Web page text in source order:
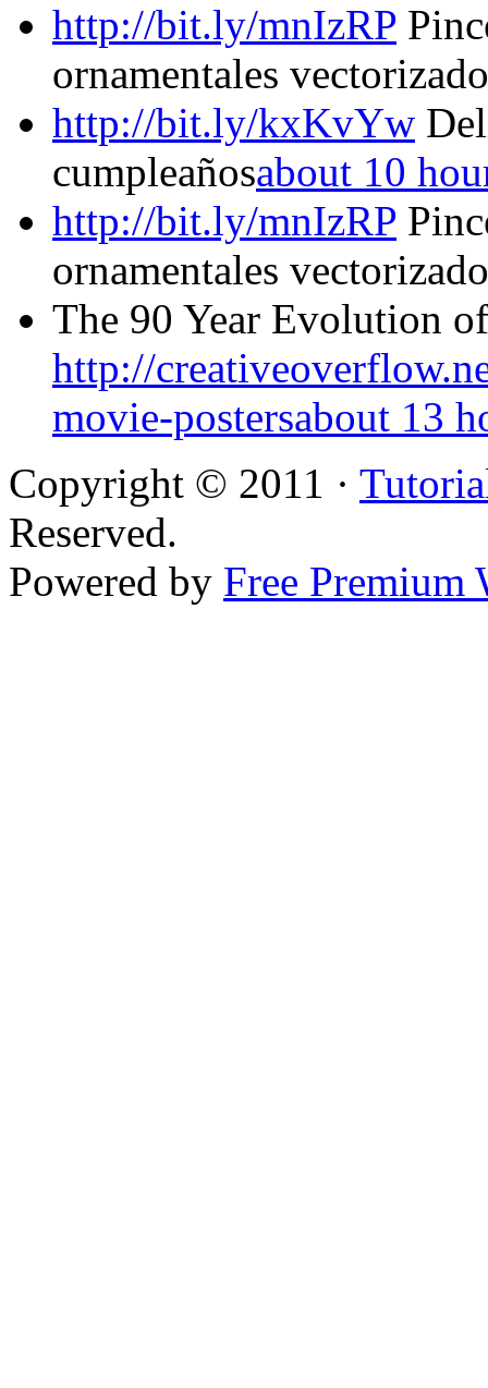
http://bit.ly/mnIzRP
ornamentales
http://bit.ly/kxKvYw
cumpleañosabout 10
http://bit.ly/mnIzRP
ornamentales
The 90 Year Evolution
http://
movie-postersabout 13
Copyright © 2011 ·
Reserved.
Powered by Free Premium